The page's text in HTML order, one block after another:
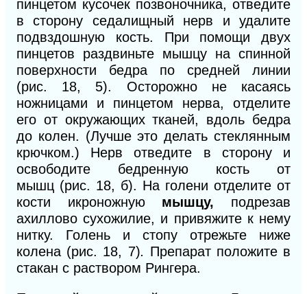
пинцетом кусочек позвоночника, отведите
в сторону седалищный нерв и удалите
подвздошную кость. При помощи двух
пинцетов раздвиньте мышцу на спинной
поверхности бедра по средней линии
(рис. 18, 5). Осторожно не касаясь
ножницами и пинцетом нерва, отделите
его от окружающих тканей, вдоль бедра
до колен. (Лучше это делать стеклянным
крючком.) Нерв отведите в сторону и
освободите бедренную кость от
мышц (рис. 18, б). На голени отделите от
кости икроножную мышцу, подрезав
ахиллово сухожилие, и привяжите к нему
нитку. Голень и стопу отрежьте ниже
колена (рис. 18, 7). Препарат положите в
стакан с раствором Рингера.